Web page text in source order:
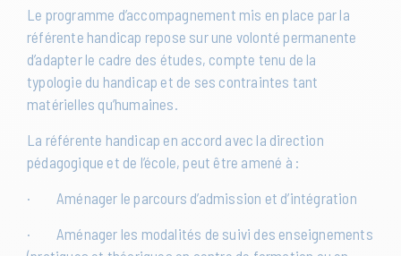
Le programme d’accompagnement mis en place par la
référente handicap repose sur une volonté permanente
d’adapter le cadre des études, compte tenu de la
typologie du handicap et de ses contraintes tant
matérielles qu’humaines.
La référente handicap en accord avec la direction
pédagogique et de l’école, peut être amené à :
· Aménager le parcours d’admission et d’intégration
· Aménager les modalités de suivi des enseignements